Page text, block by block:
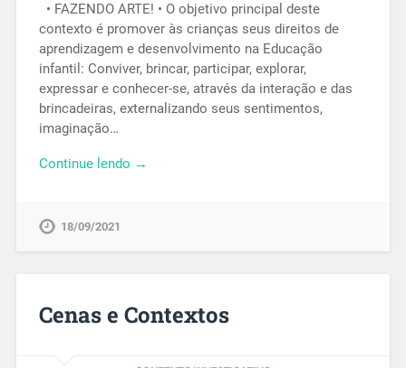
• FAZENDO ARTE! • O objetivo principal deste
contexto é promover às crianças seus direitos de
aprendizagem e desenvolvimento na Educação
infantil: Conviver, brincar, participar, explorar,
expressar e conhecer-se, através da interação e das
brincadeiras, externalizando seus sentimentos,
imaginação…
Continue lendo →
18/09/2021
Cenas e Contextos